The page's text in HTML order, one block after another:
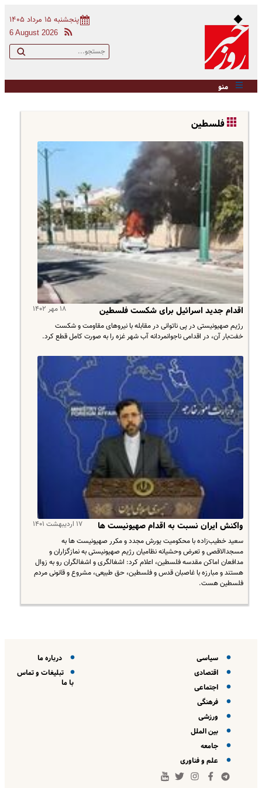
پنجشنبه ۱۵ مرداد ۱۴۰۵
6 August 2026
منو
فلسطین
۱۸ مهر ۱۴۰۲ اقدام جدید اسرائیل برای شکست فلسطین
رژیم صهیونیستی در پی ناتوانی در مقابله با نیروهای مقاومت و شکست
خفت‌بار آن، در اقدامی ناجوانمردانه آب شهر غزه را به صورت کامل قطع کرد.
۱۷ اردیبهشت ۱۴۰۱ واکنش ایران نسبت به اقدام صهیونیست ها
سعید خطیب‌زاده با محکومیت یورش مجدد و مکرر صهیونیست ها به
مسجدالاقصی و تعرض وحشیانه نظامیان رژیم صهیونیستی به نمازگزاران و
مدافعان اماکن مقدسه فلسطین، اعلام کرد: اشغالگری و اشغالگران رو به زوال
هستند و مبارزه با غاصبان قدس و فلسطین، حق طبیعی، مشروع و قانونی مردم
فلسطین هست.
سیاسی
اقتصادی
اجتماعی
فرهنگی
ورزشی
بین الملل
جامعه
علم و فناوری
درباره ما
تبلیغات و تماس
با ما